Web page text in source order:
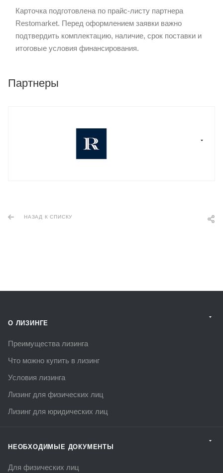
Карточка подготовлена по прайс-листу партнера
Restomarket. Перед оформлением заявки важно
подтвердить комплектацию, наличие, срок поставки и
итоговые условия финансирования.
Партнеры
НАЗАД К СПИСКУ
О ЛИЗИНГЕ
Преимущества лизинга
Что можно купить в лизинг
Условия лизинга
Лизинг для физических лиц
Лизинг для юридических лиц
НЕОБХОДИМЫЕ ДОКУМЕНТЫ
Для физических лиц